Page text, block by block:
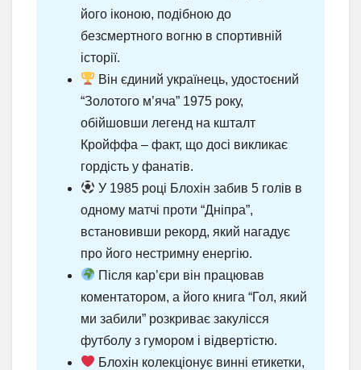
його іконою, подібною до
безсмертного вогню в спортивній
історії.
Він єдиний українець, удостоєний
“Золотого м’яча” 1975 року,
обійшовши легенд на кшталт
Кройффа – факт, що досі викликає
гордість у фанатів.
У 1985 році Блохін забив 5 голів в
одному матчі проти “Дніпра”,
встановивши рекорд, який нагадує
про його нестримну енергію.
Після кар’єри він працював
коментатором, а його книга “Гол, який
ми забили” розкриває закулісся
футболу з гумором і відвертістю.
Блохін колекціонує винні етикетки,